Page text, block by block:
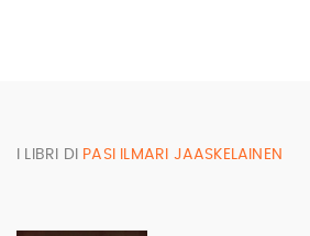
I LIBRI DI PASI ILMARI JAASKELAINEN